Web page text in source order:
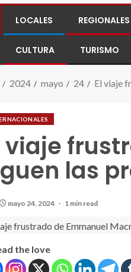
LOCALES REGIONALES
CULTURA TURISMO
2024 mayo 24 El viaje
viaje
las
mayo 24, 2024 1 min read
the love